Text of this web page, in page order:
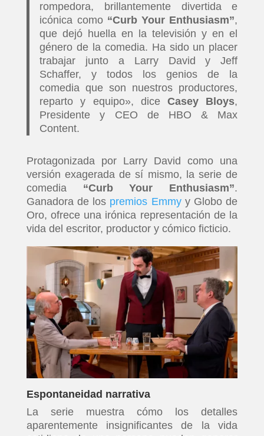
rompedora, brillantemente divertida e
icónica como “Curb Your Enthusiasm”,
que dejó huella en la televisión y en el
género de la comedia. Ha sido un placer
trabajar junto a Larry David y Jeff
Schaffer, y todos los genios de la
comedia que son nuestros productores,
reparto y equipo», diceCasey Bloys,
Presidente y CEO de HBO & Max
Content.
Protagonizada por Larry David como una
versión exagerada de sí mismo, la serie de
comedia “Curb Your Enthusiasm”.
Ganadora de los premios Emmyy Globo de
Oro, ofrece una irónica representación de la
vida del escritor, productor y cómico ficticio.
Espontaneidad narrativa
La serie muestra cómo los detalles
aparentemente insignificantes de la vida